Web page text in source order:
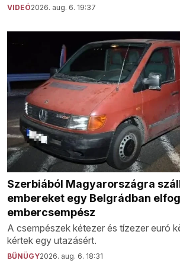
VIDEÓ2026. aug. 6. 19:37
Szerbiából Magyarországra
embereket egy Belgrádban
embercsempész
A csempészek kétezer és tízezer euró
kértek egy utazásért.
BŰNÜGY2026. aug. 6. 18:31